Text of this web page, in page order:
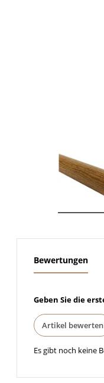
Bewertungen
Geben Sie die
Artikel bewerten
Es gibt noch keine